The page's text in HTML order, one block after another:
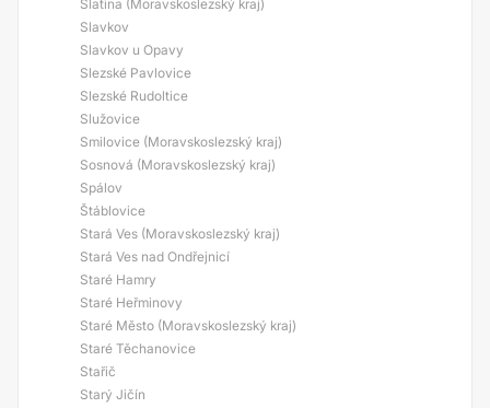
Slatina (Moravskoslezský kraj)
Slavkov
Slavkov u Opavy
Slezské Pavlovice
Slezské Rudoltice
Služovice
Smilovice (Moravskoslezský kraj)
Sosnová (Moravskoslezský kraj)
Spálov
Štáblovice
Stará Ves (Moravskoslezský kraj)
Stará Ves nad Ondřejnicí
Staré Hamry
Staré Heřminovy
Staré Město (Moravskoslezský kraj)
Staré Těchanovice
Stařič
Starý Jičín